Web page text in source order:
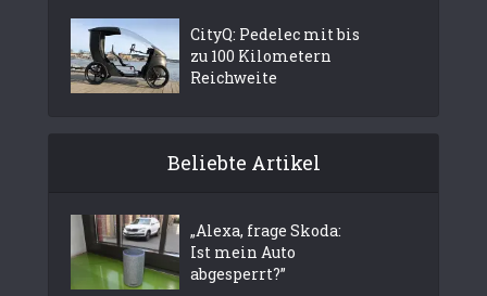
CityQ: Pedelec mit bis
zu 100 Kilometern
Reichweite
Beliebte Artikel
„Alexa, frage Skoda:
Ist mein Auto
abgesperrt?”